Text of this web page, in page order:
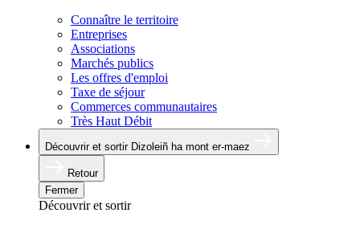
Connaître le territoire
Entreprises
Associations
Marchés publics
Les offres d'emploi
Taxe de séjour
Commerces communautaires
Très Haut Débit
Découvrir et sortir Dizoleiñ ha mont er-maez
Retour
Fermer
Découvrir et sortir